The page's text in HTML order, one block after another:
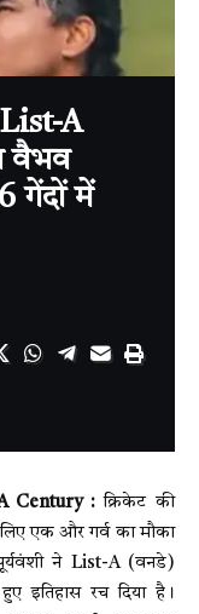
A
वैभव
गेंदों में
Century : क्रिकेट की
लिए एक और गर्व का मौका
ने List-A (वनडे)
इतिहास रच दिया है।